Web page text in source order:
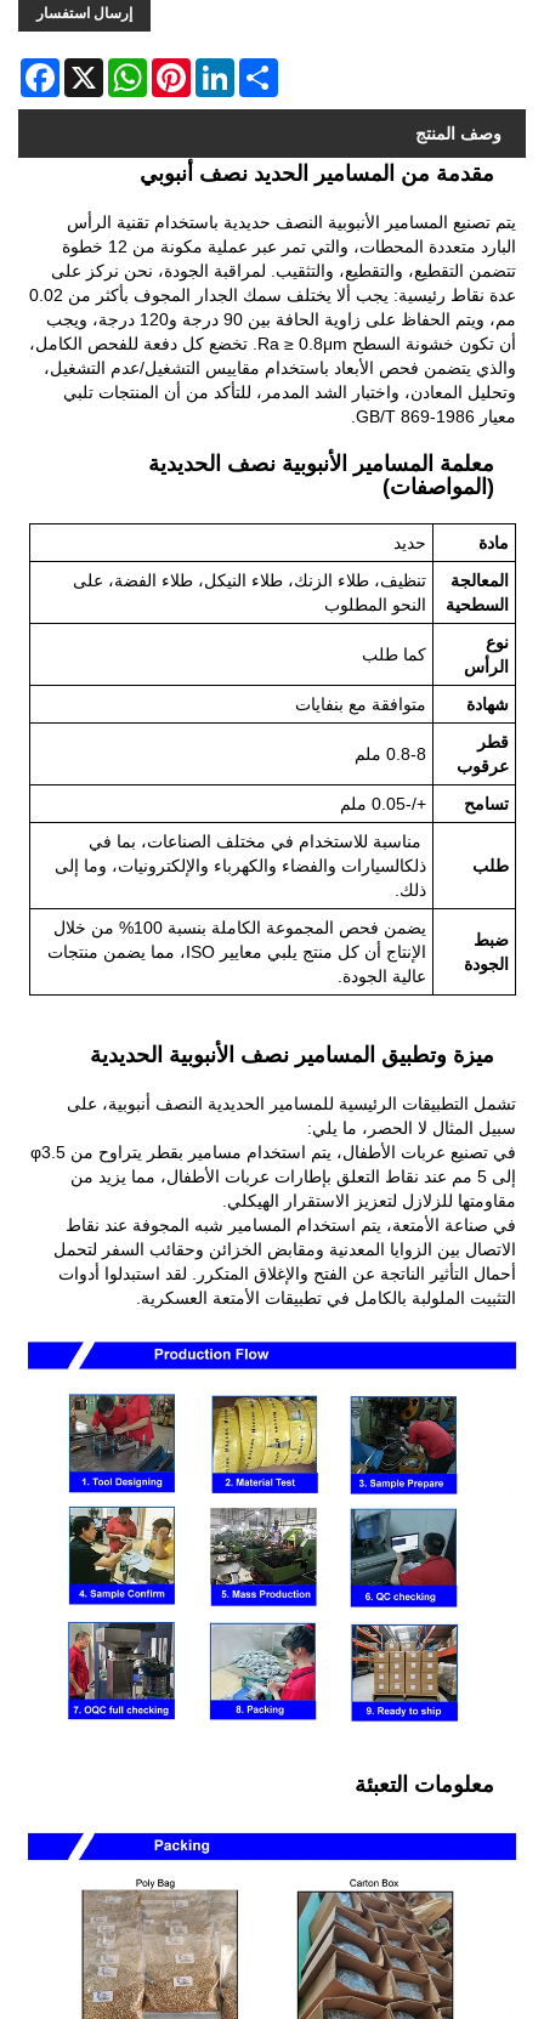
إرسال استفسار
X
WhatsAppPinterestLinkedInShare
وصف المنتج
مقدمة من المسامير الحديد نصف أنبوبي
يتم تصنيع المسامير الأنبوبية النصف حديدية باستخدام تقنية الرأس
البارد متعددة المحطات، والتي تمر عبر عملية مكونة من 12 خطوة
تتضمن التقطيع، والتقطيع، والتثقيب. لمراقبة الجودة، نحن نركز على
عدة نقاط رئيسية: يجب ألا يختلف سمك الجدار المجوف بأكثر من 0.02
مم، ويتم الحفاظ على زاوية الحافة بين 90 درجة و120 درجة، ويجب
أن تكون خشونة السطح Ra ≥ 0.8μm. تخضع كل دفعة للفحص الكامل،
والذي يتضمن فحص الأبعاد باستخدام مقاييس التشغيل/عدم التشغيل،
وتحليل المعادن، واختبار الشد المدمر، للتأكد من أن المنتجات تلبي
معيار GB/T 869-1986.
معلمة المسامير الأنبوبية نصف الحديدية
(المواصفات)
مادة
حديد
المعالجة
السطحية
تنظيف، طلاء الزنك، طلاء النيكل، طلاء الفضة، على
النحو المطلوب
نوع
الرأس
كما طلب
شهادة
متوافقة مع بنفايات
قطر
عرقوب
0.8-8 ملم
تسامح +/-0.05 ملم
طلب
مناسبة للاستخدام في مختلف الصناعات، بما في
ذلكالسيارات والفضاء والكهرباء والإلكترونيات، وما إلى
ذلك.
ضبط
الجودة
يضمن فحص المجموعة الكاملة بنسبة 100% من خلال
الإنتاج أن كل منتج يلبي معايير ISO، مما يضمن منتجات
عالية الجودة.
ميزة وتطبيق المسامير نصف الأنبوبية الحديدية
تشمل التطبيقات الرئيسية للمسامير الحديدية النصف أنبوبية، على
سبيل المثال لا الحصر، ما يلي:
في تصنيع عربات الأطفال، يتم استخدام مسامير بقطر يتراوح من φ3.5
إلى 5 مم عند نقاط التعلق بإطارات عربات الأطفال، مما يزيد من
مقاومتها للزلازل لتعزيز الاستقرار الهيكلي.
في صناعة الأمتعة، يتم استخدام المسامير شبه المجوفة عند نقاط
الاتصال بين الزوايا المعدنية ومقابض الخزائن وحقائب السفر لتحمل
أحمال التأثير الناتجة عن الفتح والإغلاق المتكرر. لقد استبدلوا أدوات
التثبيت الملولبة بالكامل في تطبيقات الأمتعة العسكرية.
معلومات التعبئة